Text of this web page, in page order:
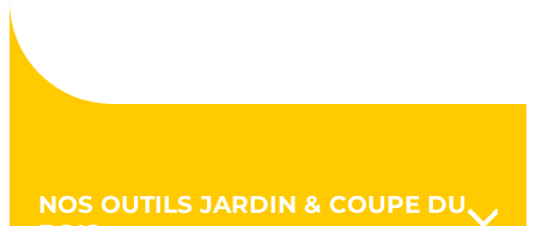
NOS OUTILS JARDIN & COUPE DU